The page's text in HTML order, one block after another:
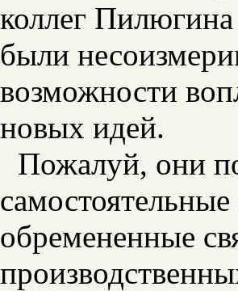
коллег
были
возможности
новых идей.
Пожалуй, они
обремененные